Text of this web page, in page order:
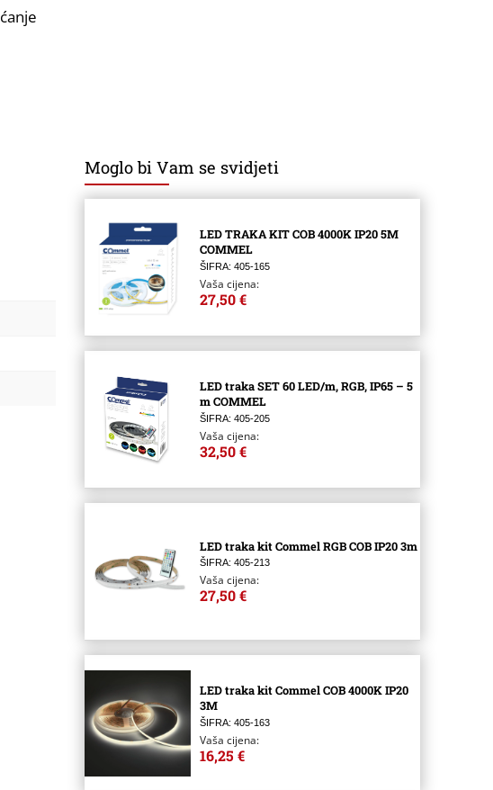
Moglo bi Vam se svidjeti
LED TRAKA KIT COB 4000K IP20 5M
COMMEL
ŠIFRA: 405-165
Vaša cijena:
27,50 €
LED traka SET 60 LED/m, RGB, IP65 – 5
m COMMEL
ŠIFRA: 405-205
Vaša cijena:
32,50 €
LED traka kit Commel RGB COB IP20 3m
ŠIFRA: 405-213
Vaša cijena:
27,50 €
LED traka kit Commel COB 4000K IP20
3M
ŠIFRA: 405-163
Vaša cijena:
16,25 €